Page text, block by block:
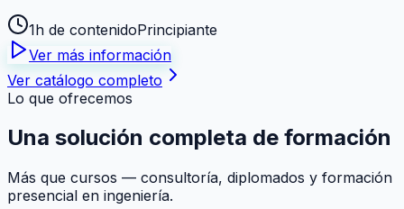
1h de contenidoPrincipiante
Ver más información
Ver catálogo completo
Lo que ofrecemos
Una solución completa de formación
Más que cursos — consultoría, diplomados y formación
presencial en ingeniería.